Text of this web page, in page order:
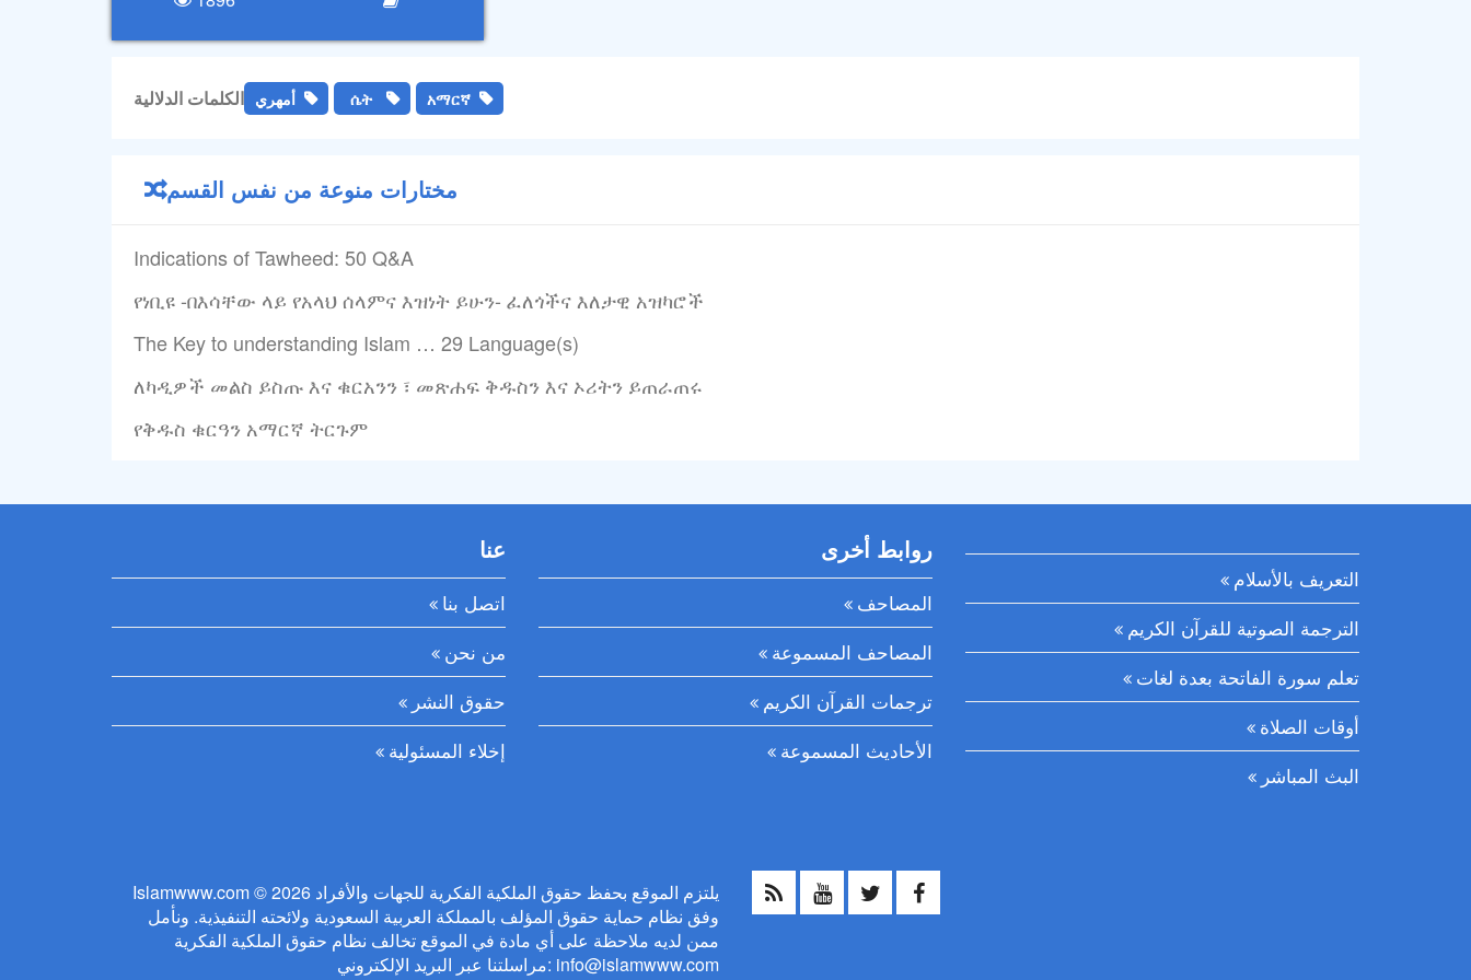
الكلمات الدلالية أمهري ሴት አማርኛ
مختارات منوعة من نفس القسم
Indications of Tawheed: 50 Q&A
የነቢዩ -በእሳቸው ላይ የአላህ ሰላምና እዝነት ይሁን- ፈለጎችና እለታዊ አዝካሮች
The Key to understanding Islam … 29 Language(s)
ለካዲዎች መልስ ይስጡ እና ቁርአንን ፣ መጽሐፍ ቅዱስን እና ኦሪትን ይጠራጠሩ
የቅዱስ ቁርዓን አማርኛ ትርጉም
عنا
اتصل بنا
من نحن
حقوق النشر
إخلاء المسئولية
روابط أخرى
المصاحف
المصاحف المسموعة
ترجمات القرآن الكريم
الأحاديث المسموعة
التعريف بالأسلام
الترجمة الصوتية للقرآن الكريم
تعلم سورة الفاتحة بعدة لغات
أوقات الصلاة
البث المباشر
Islamwww.com © 2026 يلتزم الموقع بحفظ حقوق الملكية الفكرية للجهات والأفراد
وفق نظام حماية حقوق المؤلف بالمملكة العربية السعودية ولائحته التنفيذية. ونأمل
ممن لديه ملاحظة على أي مادة في الموقع تخالف نظام حقوق الملكية الفكرية
مراسلتنا عبر البريد الإلكتروني: info@islamwww.com